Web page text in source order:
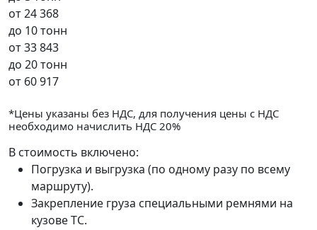
от24 368
до 10 тонн
от33 843
до 20 тонн
от 60 917
*Цены указаны без НДС, для получения цены с НДС
необходимо начислить НДС 20%
В стоимость включено:
Погрузка и выгрузка (по одному разу по всему
маршруту).
Закрепление груза специальными ремнями на
кузове ТС.